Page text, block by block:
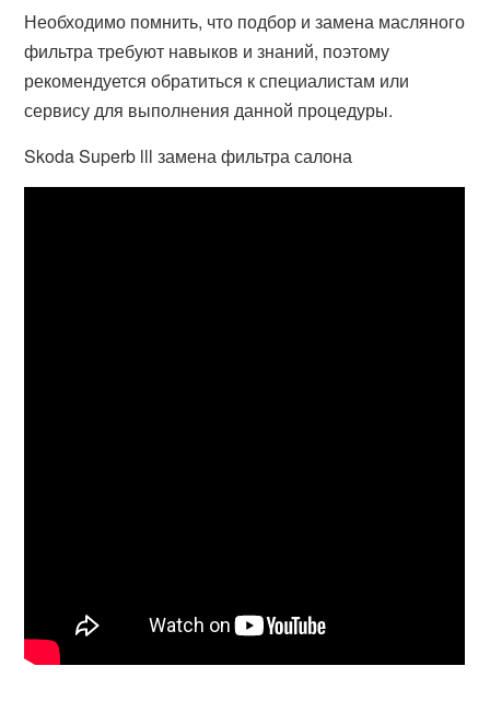
Необходимо помнить, что подбор и замена масляного
фильтра требуют навыков и знаний, поэтому
рекомендуется обратиться к специалистам или
сервису для выполнения данной процедуры.
Skoda Superb lll замена фильтра салона